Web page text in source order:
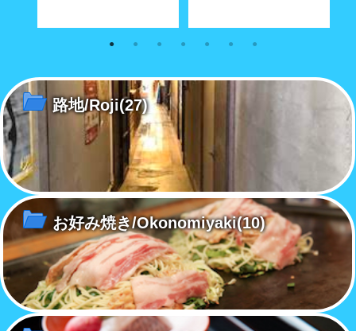
尾道町を歩けば猫に当たるわけ
島根県大森町にある群言堂、そ
路地/Roji(27)
お好み焼き/Okonomiyaki(10)